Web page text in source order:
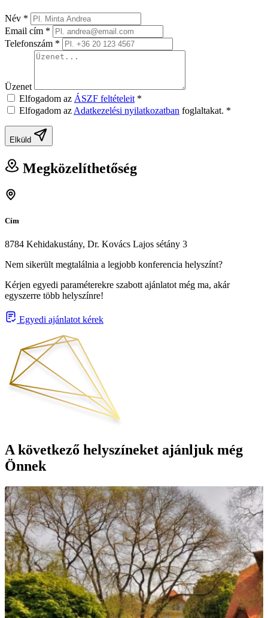
Név *
Email cím *
Telefonszám *
Üzenet
Elfogadom az ÁSZF feltételeit *
Elfogadom az Adatkezelési nyilatkozatban foglaltakat. *
Elküld
Megközelíthetőség
Cím
8784 Kehidakustány, Dr. Kovács Lajos sétány 3
Nem sikerült megtalálnia a legjobb konferencia helyszínt?
Kérjen egyedi paraméterekre szabott ajánlatot még ma, akár
egyszerre több helyszínre!
Egyedi ajánlatot kérek
A következő helyszíneket ajánljuk még
Önnek